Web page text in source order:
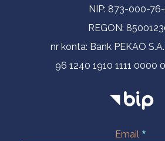
NIP: 873-000-
REGON:
nr konta: Bank PEKAO
96 1240 1910 1111 0000
Email